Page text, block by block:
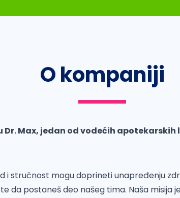
O kompaniji
Dr. Max, jedan od vodećih apotekarskih
i stručnost mogu doprineti unapređenju
da postaneš deo našeg tima. Naša misija